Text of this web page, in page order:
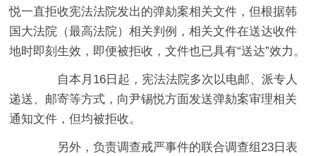
悦一直拒收宪法法院发出的弹劾案相关文件，但根据韩
国大法院（最高法院）相关判例，相关文件在送达收件
地时即刻生效，即便被拒收，文件也已具有“送达”效力。
自本月16日起，宪法法院多次以电邮、派专人
递送、邮寄等方式，向尹锡悦方面发送弹劾案审理相关
通知文件，但均被拒收。
另外，负责调查戒严事件的联合调查组23日表